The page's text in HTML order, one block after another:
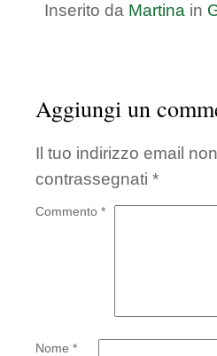
Inserito da Martina in
Aggiungi un
Il tuo indirizzo email
contrassegnati *
Commento *
Nome *